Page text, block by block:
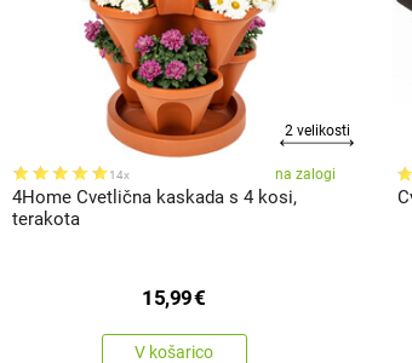
2 velikosti
14x na zalogi
4Home Cvetlična kaskada s 4 kosi,
terakota
15,99€
V košarico